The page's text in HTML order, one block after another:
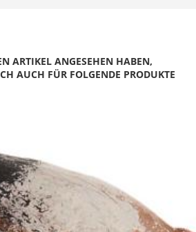
ARTIKEL ANGESEHEN HABEN,
AUCH FÜR FOLGENDE PRODUKTE